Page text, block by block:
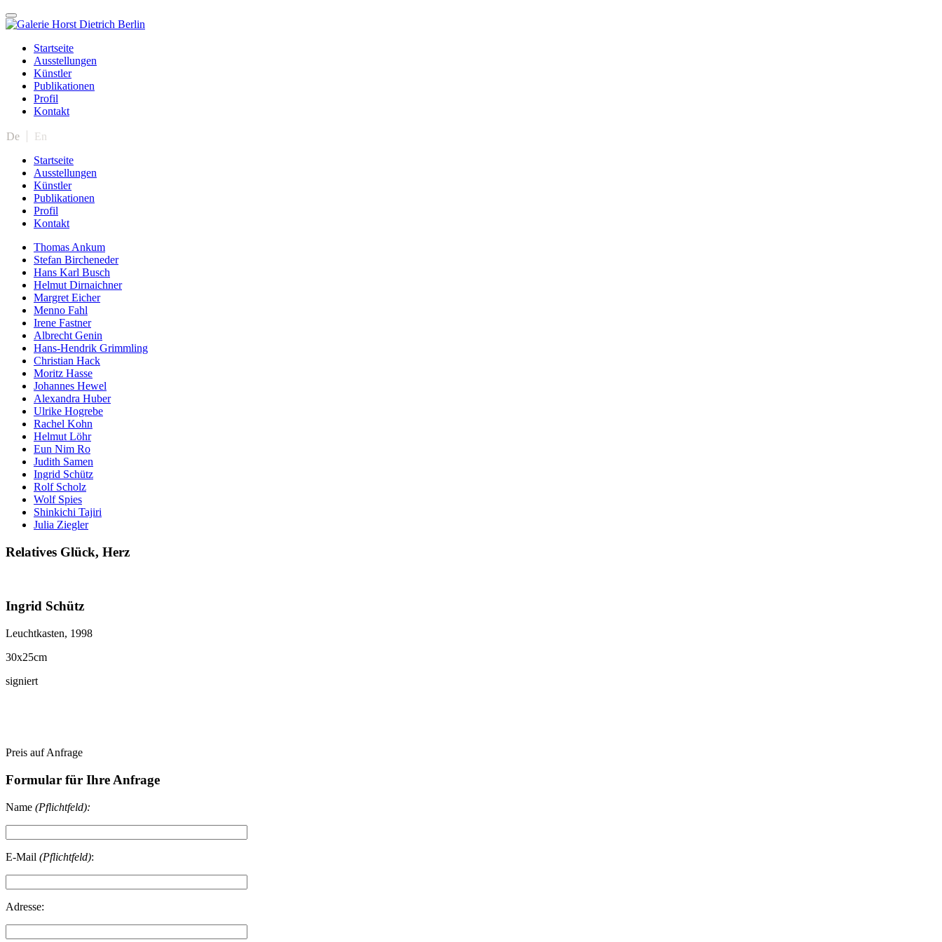
Startseite
Ausstellungen
Künstler
Publikationen
Profil
Kontakt
De
En
Startseite
Ausstellungen
Künstler
Publikationen
Profil
Kontakt
Thomas Ankum
Stefan Bircheneder
Hans Karl Busch
Helmut Dirnaichner
Margret Eicher
Menno Fahl
Irene Fastner
Albrecht Genin
Hans-Hendrik Grimmling
Christian Hack
Moritz Hasse
Johannes Hewel
Alexandra Huber
Ulrike Hogrebe
Rachel Kohn
Helmut Löhr
Eun Nim Ro
Judith Samen
Ingrid Schütz
Rolf Scholz
Wolf Spies
Shinkichi Tajiri
Julia Ziegler
Relatives Glück, Herz
Ingrid Schütz
Leuchtkasten, 1998
30x25cm
signiert
Preis auf Anfrage
Formular für Ihre Anfrage
Name (Pflichtfeld):
E-Mail (Pflichtfeld):
Adresse: